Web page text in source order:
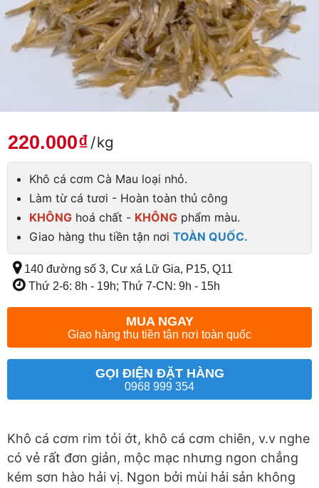
220.000₫ /kg
Khô cá cơm Cà Mau loại nhỏ.
Làm từ cá tươi - Hoàn toàn thủ công
KHÔNG hoá chất - KHÔNG phẩm màu.
Giao hàng thu tiền tận nơi TOÀN QUỐC.
140 đường số 3, Cư xá Lữ Gia, P15, Q11
Thứ 2-6: 8h - 19h; Thứ 7-CN: 9h - 15h
MUA NGAY
Giao hàng thu tiền tận nơi toàn quốc
GỌI ĐIỆN ĐẶT HÀNG
0968 999 354
Khô cá cơm rim tỏi ớt, khô cá cơm chiên, v.v nghe
có vẻ rất đơn giản, mộc mạc nhưng ngon chẳng
kém sơn hào hải vị. Ngon bởi mùi hải sản không